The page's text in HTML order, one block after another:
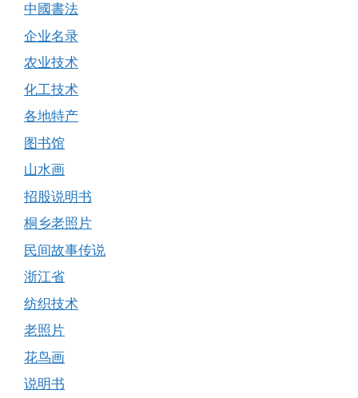
中國書法
企业名录
农业技术
化工技术
各地特产
图书馆
山水画
招股说明书
桐乡老照片
民间故事传说
浙江省
纺织技术
老照片
花鸟画
说明书